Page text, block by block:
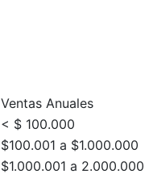
Ventas Anuales
< $ 100.000
$100.001 a $1.000.000
$1.000.001 a 2.000.000